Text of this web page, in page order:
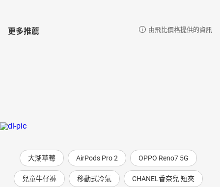
更多推薦 由飛比價格提供的資訊
大湖草莓 AirPods Pro 2 OPPO Reno7 5G
兒童牛仔褲 移動式冷氣 CHANEL香奈兒 短夾